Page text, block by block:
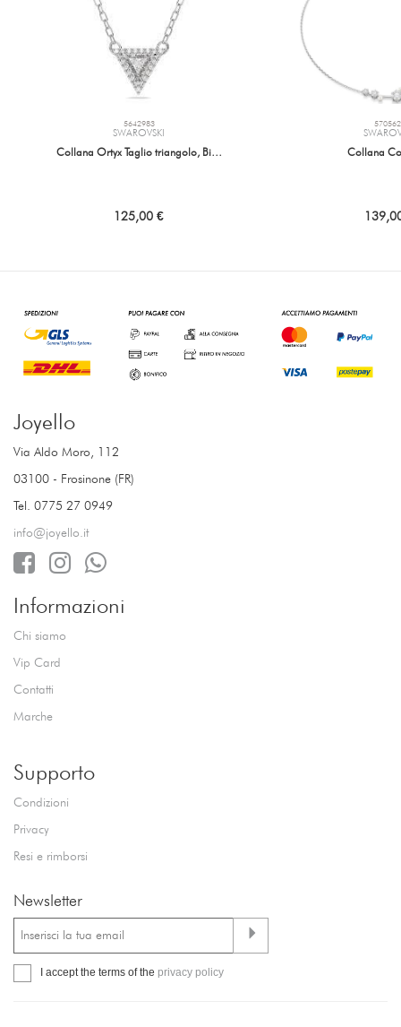
5642983
SWAROVSKI
Collana Ortyx Taglio triangolo, Bi…
125,00 €
Collana
Joyello
Via Aldo Moro, 112
03100 - Frosinone (FR)
Tel. 0775 27 0949
info@joyello.it
Informazioni
Chi siamo
Vip Card
Contatti
Marche
Supporto
Condizioni
Privacy
Resi e rimborsi
Newsletter
I accept the terms of the privacy policy